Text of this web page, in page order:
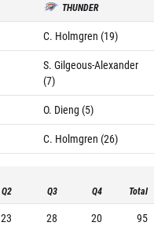
THUNDER
C. Holmgren (19)
S. Gilgeous-Alexander
(7)
O. Dieng (5)
C. Holmgren (26)
Q2 Q3 Q4 Total
23 28 20
95